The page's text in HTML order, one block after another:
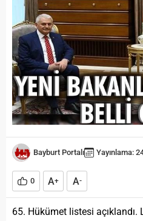
Bayburt Portalı Yayınlama:
0 A+ A-
65. Hükümet listesi açıklandı.